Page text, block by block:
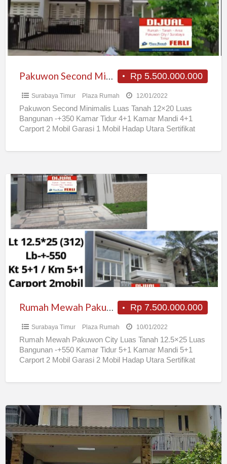
Rp 5.500.000.000
Pakuwon Second Minimalis
Surabaya Timur Plaza Rumah 12/01/2022
Pakuwon Second Minimalis Luas Tanah 12×20 Luas
Bangunan -+350 Kamar Tidur 4+1 Kamar Mandi 4+1
Carport 2 Mobil Garasi 1 Mobil Hadap Utara Sertifikat
Rumah
Pakuwon
City
Rp 7.500.000.000
Rumah Mewah Pakuwon City
Surabaya Timur Plaza Rumah 10/01/2022
Rumah Mewah Pakuwon City Luas Tanah 12.5×25 Luas
Bangunan -+550 Kamar Tidur 5+1 Kamar Mandi 5+1
Carport 2 Mobil Garasi 2 Mobil Hadap Utara Sertifikat
Rumah
Minimalis
Pakuwon
City